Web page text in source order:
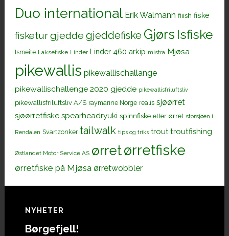
Duo international Erik Walmann fiiish fiske
fisketurgjedde gjeddefiske Gjørs Isfiske
Ismeite Laksefiske Linder Linder 460 arkip mistra Mjøsa
pikewallis pikewallischallange
pikewallischallenge 2020 gjedde pikewallisfriluftsliv
pikewallisfriluftsliv A/S raymarine Norge realis sjøørret
sjøørretfiske spearheadryuki spinnfiske etter ørret storsjøen i
Rendalen Svartzonker tailwalk tips og triks trout troutfishing
Østlandet Motor Service AS ørretørretfiske
ørretfiske på Mjøsa ørretwobbler
Footer
NYHETER
Børgefjell!